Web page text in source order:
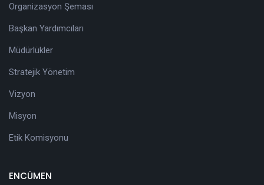
Organizasyon Şeması
Başkan Yardımcıları
Müdürlükler
Stratejik Yönetim
Vizyon
Misyon
Etik Komisyonu
ENCÜMEN